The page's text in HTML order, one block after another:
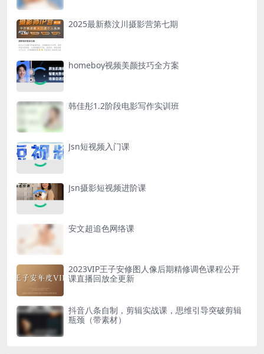
2025最新蔡汶川摄影营第七期
homeboy视频美颜技巧全方案
韩佳彤1.2阶段电影写作实训班
Jsn短视频入门课
Jsn摄影短视频进阶课
安文超追色网络课
2023VIP王子安修图人像后期精修调色课程公开
课直播回放全更新
抖音八条自制，剪辑实战课，思维引导突破剪辑
瓶颈（带素材）